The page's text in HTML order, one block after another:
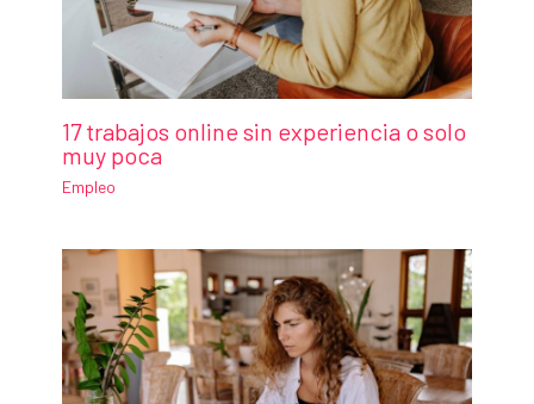
17 trabajos online sin experiencia o solo
muy poca
Empleo